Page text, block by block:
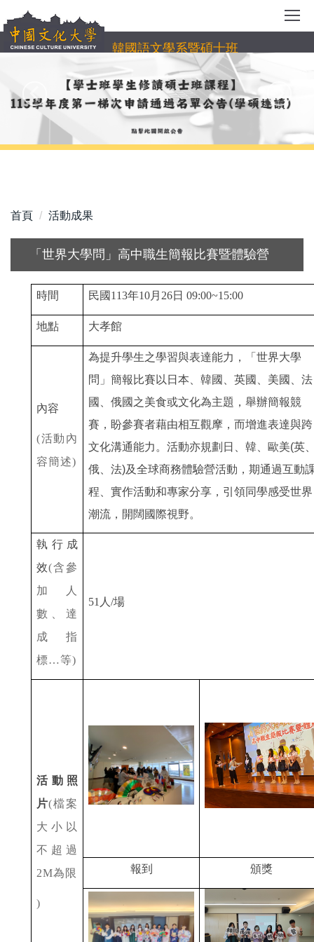
到
主
容
區
韓國語文學系暨碩士班
首頁 活動成果
「世界大學問」高中職生簡報比賽暨體驗營
時間 民國113年10月26日 09:00~15:00
地點 大孝館
內容
(活動內
容簡述)
為提升學生之學習與表達能力，「世界大學
問」簡報比賽以日本、韓國、英國、美國、法
國、俄國之美食或文化為主題，舉辦簡報競
賽，盼參賽者藉由相互觀摩，而增進表達與跨
文化溝通能力。活動亦規劃日、韓、歐美(英
俄、法)及全球商務體驗營活動，期通過互動
程、實作活動和專家分享，引領同學感受世界
潮流，開闊國際視野。
執行成
效(含參
加人
數、達
成指
標… 等)
51 人 /場
活動照
片(檔案
大小以
不超過
2M為限
)
報到 頒獎